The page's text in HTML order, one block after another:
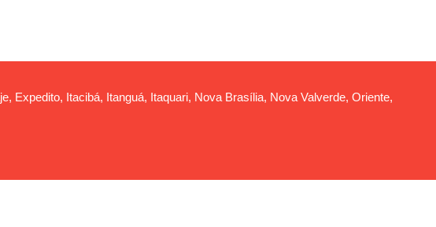
Expedito, Itacibá, Itanguá, Itaquari, Nova Brasília, Nova Valverde, Oriente,